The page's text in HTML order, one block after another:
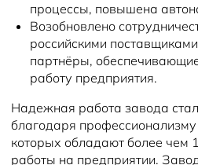
процессы, повышена
Возобновлено
российскими
партнёры,
работу предприятия.
Надежная работа завода
благодаря
которых обладают более чем
работы на предприятии.